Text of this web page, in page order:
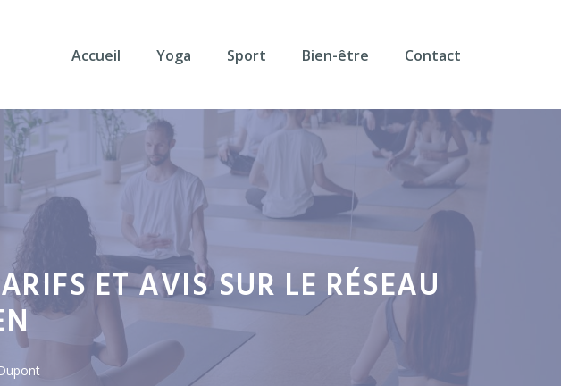
Accueil Yoga Sport Bien-être Contact
ET AVIS SUR LE RÉSEAU